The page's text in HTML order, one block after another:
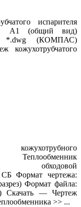
испарителя
А1 (общий вид)
*.dwg (КОМПАС)
кожухотрубчатого
Теплообменник
обходовой
СБ Формат чертежа:
Формат файла:
— Чертеж
>> ...